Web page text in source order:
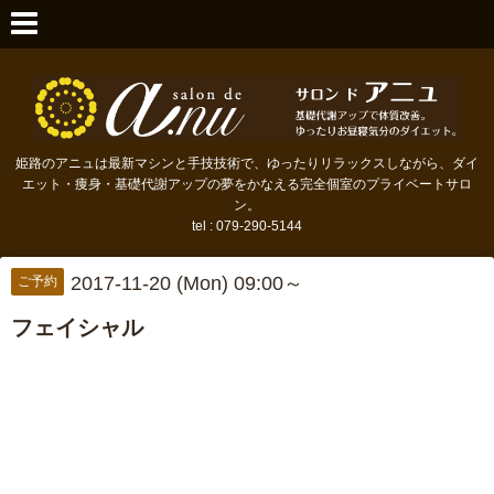
姫路のアニュは最新マシンと手技技術で、ゆったりリラックスしながら、ダイ
エット・痩身・基礎代謝アップの夢をかなえる完全個室のプライベートサロ
ン。
tel : 079-290-5144
ご予約 2017-11-20 (Mon) 09:00～
フェイシャル